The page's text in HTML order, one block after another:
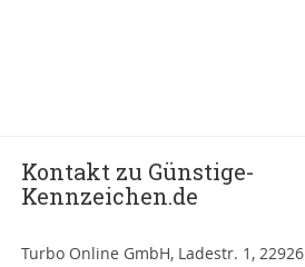
Kontakt zu Günstige-
Kennzeichen.de
Turbo Online GmbH, Ladestr. 1,